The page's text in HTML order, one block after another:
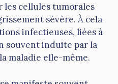
les cellules tumorales
sévère. À cela
infectieuses, liées à
souvent induite par la
maladie elle-même.